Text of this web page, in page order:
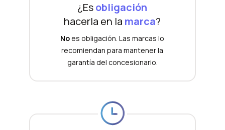
¿Esobligación
hacerla en la marca?
Noes obligación. Las marcas lo
recomiendan para mantener la
garantía del concesionario.